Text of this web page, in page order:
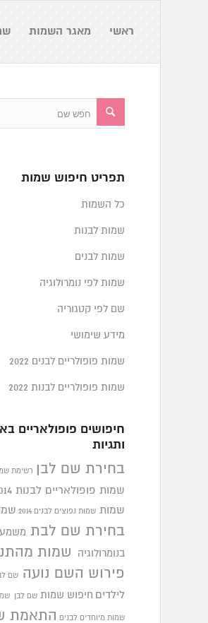
ראשי מאגר השמות
תפריט חיפוש שמות
כל השמות
שמות לבנות
שמות לבנים
שמות לפי נומרולוגיה
שם לפי קטגוריה
מידע שימושי
שמות פופולריים לבנים 2022
שמות פופולריים לבנות 2022
חיפושים פופולאריים
ותגיות
בחירת שם לבן רשימת
שמות פופולאריים לבנות 2014
שמות שמות נפוצים לבנים 2014
בחירת שם לבת
בנומרולוגיה
שמות
פירוש השם נועה
שם
לילדים חיפוש שמות שם לבן
שמות מיוחדים לבנים התאמת